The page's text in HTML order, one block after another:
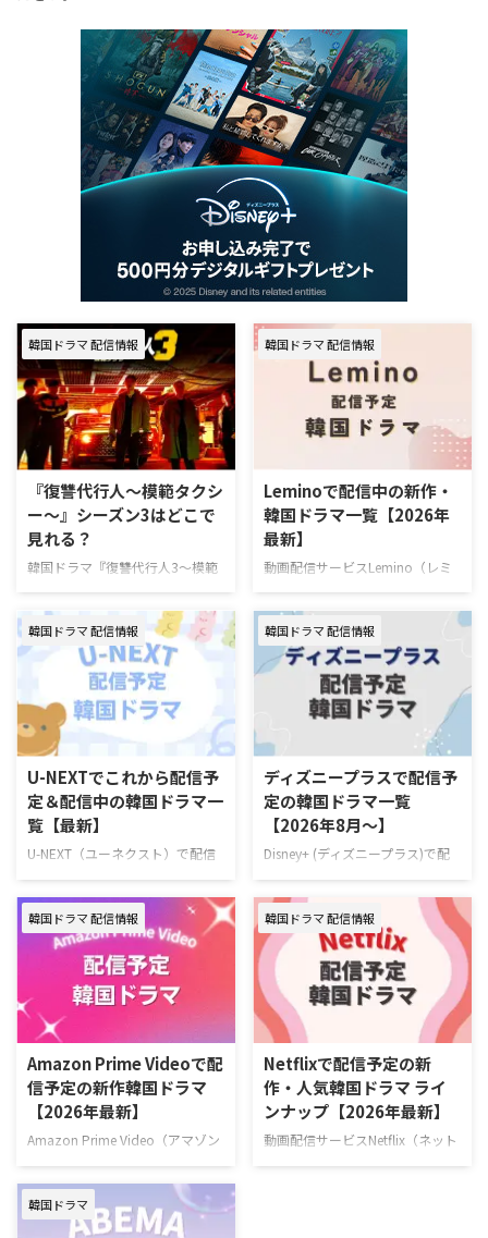
韓国ドラマ 配信情報
『復讐代行人～模範タクシ
ー～』シーズン3はどこで
見れる？
韓国ドラマ『復讐代行人3～模範
タクシー～』を視聴できる動画配
信サービスやあらすじ、キャスト
の情報をまとめた。 韓国ドラマ
『復讐代行人3～模範タクシー
～』配信情報 『復讐代行人3～模
範タクシー～』はを視聴できる動
画配信サービスは下記の通り。
動画配信サービス配信状況
Leminoプレミアム Hulu U-NEXT
Prime Video※有料 Disney+
Netflix 『復讐代行人3～模範タク
シー～』を見るならLemino！
Leminoプレミアムは、新規の登
料期間中に解 …
韓国ドラマ 配信情報
Leminoで配信中の新作・
韓国ドラマ一覧【2026年
最新】
動画配信サービスLemino（レミ
ノ）で配信中の新作・人気韓国ド
ラマを一挙紹介！（随時更新）
Leminoで7月にスタートする韓国
ドラマ 韓国ドラマ『推しデビュ
― ～My Idol, My Debut～』 7月
16日（木）スタート 推しの悲劇
的な死を阻止するため8年前へタ
イムスリップしたファンが、アイ
ドル練習生として運命を変えよう
と奮闘するタイムスリップK-POP
ロマンスコメディ。 演出ハン・
グムビ 脚本チェ・ヨンス キャス
トQ（THE BOYZ）、ファン・ジ
（tripleS …
韓国ドラマ 配信情報
U-NEXTでこれから配信予
定＆配信中の韓国ドラマ一
覧【最新】
U-NEXT（ユーネクスト）で配信
一挙ご紹介！ さらに、最近配信
が始まった大注目の新作も合わせ
てお届け。（随時更新） ＞＞お
すすめの韓国ドラマ一覧はこちら
＞＞中国ドラマのU-NEXT配信予
定リストはこちら U-NEXT 最新エ
ピソードが毎週更新中の韓国ドラ
マ 韓国ドラマ『君へと続く僕の
ドリーム！』 10代の終わりに初
恋を経験した二人が15年ぶりに
再会し、夢と愛をともに追いかけ
ていく甘酸っぱくも現実的なロマ
ンドン 脚本チョン・ウンビ キャ
ストフ …
韓国ドラマ 配信情報
ディズニープラスで配信予
定の韓国ドラマ一覧
【2026年8月～】
Disney+ (ディズニープラス)で配
ドキュメンタリーを一挙紹介！
（随時更新） ディズニープラスで
毎週最新エピソードが更新中の韓
国ドラマ 韓国ドラマ『夫婦の結
末』 7月4日（土）より独占配信
容疑者の疑いをかけられながら
も、妻を救うため孤独な闘いに身
を投じていく男のロマンティッ
ク・サスペンス。 作品名『夫婦
の結末』 演出キム・ジョンヒョ
ン 脚本チョン・ジェハ キャスト
ナムグン・ミン、イ・ソル、キ
韓国ドラマ 配信情報
Amazon Prime Videoで配
信予定の新作韓国ドラマ
【2026年最新】
Amazon Prime Video（アマゾン
韓国ドラマを一挙ご紹介！（随時
更新） Amazonプライムビデオ
で2026年6月に配信する韓国作品
韓国ドラマ 配信情報
Netflixで配信予定の新
作・人気韓国ドラマ ライ
ンナップ【2026年最新】
動画配信サービスNetflix（ネット
韓国ドラマ